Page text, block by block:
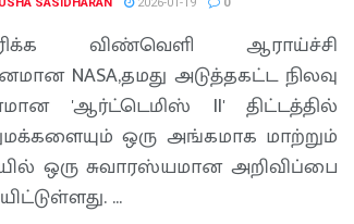
விண்வெளி ஆராய்ச்சி
NASA,தமது அடுத்தகட்ட நிலவு
'ஆர்ட்டெமிஸ் II' திட்டத்தில்
ஒரு அங்கமாக மாற்றும்
ஒரு சுவாரஸ்யமான அறிவிப்பை
...